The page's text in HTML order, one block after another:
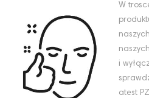
W
i
atest